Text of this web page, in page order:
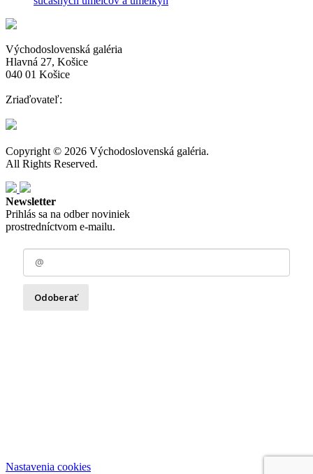
Východoslovenská galéria
Hlavná 27, Košice
040 01 Košice
Zriaďovateľ:
Copyright © 2026 Východoslovenská galéria.
All Rights Reserved.
Newsletter
Prihlás sa na odber noviniek
prostredníctvom e-mailu.
Odoberať
Nastavenia cookies